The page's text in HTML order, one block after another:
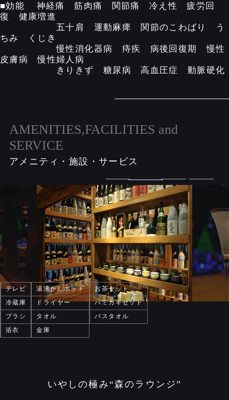
■効能 神経痛 筋肉痛 関節痛 冷え性 疲労回
復 健康増進
五十肩 運動麻痺 関節のこわばり う
ちみ くじき
慢性消化器病 痔疾 病後回復期 慢性
皮膚病 慢性婦人病
きりきず 糖尿病 高血圧症 動脈硬化
AMENITIES,FACILITIES and
SERVICE
アメニティ・施設・サービス
テレビ 湯沸かしポット
お茶セット
冷蔵庫
ドライヤー
ハミガキセット
ブラシ
タオル
バスタオル
浴衣
金庫
いやしの極み“森のラウンジ”